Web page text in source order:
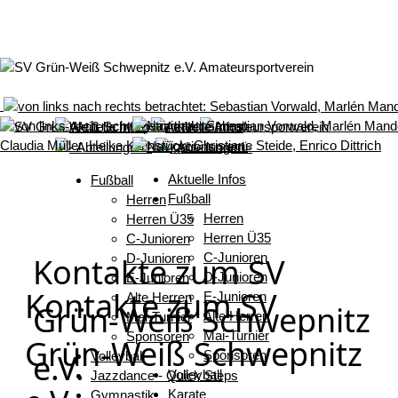
Fußball
Herren
Herren Ü35
C-Junioren
D-Junioren
E-Junioren
Alte Herren
Mai-Turnier
Sponsoren
Volleyball
Jazzdance - Quick Steps
Gymnastik
Kontakte zum SV
Grün-Weiß Schwepnitz
Aktuelle Infos
Fußball
Herren
Herren Ü35
C-Junioren
D-Junioren
E-Junioren
Alte Herren
Mai-Turnier
Sponsoren
Volleyball
Karate
Kontakte zum SV
Grün-Weiß Schwepnitz
e.V.